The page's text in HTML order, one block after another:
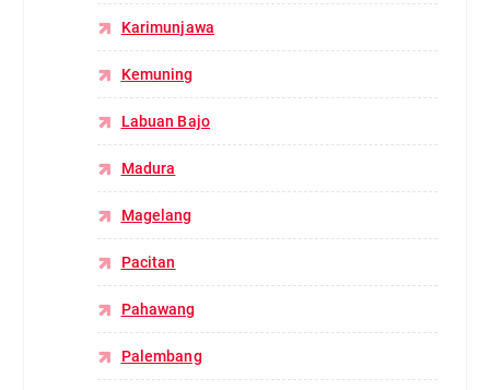
Karimunjawa
Kemuning
Labuan Bajo
Madura
Magelang
Pacitan
Pahawang
Palembang